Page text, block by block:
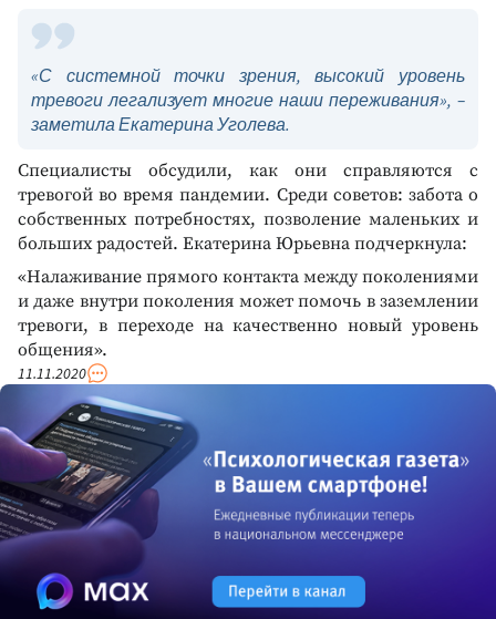
«С системной точки зрения, высокий уровень
тревоги легализует многие наши переживания», –
заметила Екатерина Уголева.
Специалисты обсудили, как они справляются с
тревогой во время пандемии. Среди советов: забота о
собственных потребностях, позволение маленьких и
больших радостей. Екатерина Юрьевна подчеркнула:
«Налаживание прямого контакта между поколениями
и даже внутри поколения может помочь в заземлении
тревоги, в переходе на качественно новый уровень
общения».
11.11.2020